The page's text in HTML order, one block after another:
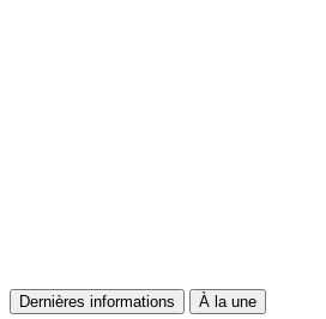
Dernières informations À la une